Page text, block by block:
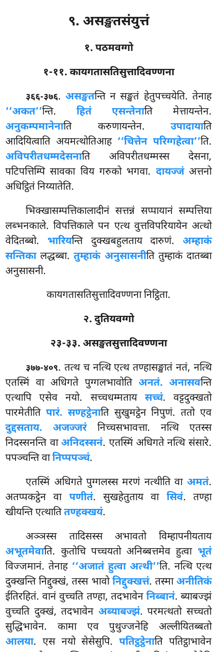
९. असङ्खतसंयुत्तं
१. पठमवग्गो
१-११. कायगतासतिसुत्तादिवण्णना
३६६-३७६.असङ्खतन्तिन सङ्खतं हेतुपच्चयेति. तेनाह
‘‘अकत’’न्ति.हितं एसन्तेनाति मेत्तायन्तेन.
अनुकम्पमानेनाति करुणायन्तेन. उपादायाति
आदियित्वाति अयमत्थोतिआह ‘‘चित्तेन परिग्गहेत्वा’’ति.
अविपरीतधम्मदेसनाति अविपरीतधम्मस्स देसना,
पटिपत्तिम्पि सावका विय गरुको भगवा. दायज्जंअत्तनो
अधिट्ठितं निय्यातेति.
भिक्खासम्पत्तिकालादीनं सत्तन्नं सप्पायानं सम्पत्तिया
लब्भनकाले. विपत्तिकाले पन एत्थ वुत्तविपरियायेन अत्थो
वेदितब्बो. भारियन्ति दुक्खबहुलताय दारुणं. अम्हाकं
सन्तिकालद्धब्बा.तुम्हाकं अनुसासनीति तुम्हाकं दातब्बा
अनुसासनी.
कायगतासतिसुत्तादिवण्णना निट्ठिता.
२. दुतियवग्गो
२३-३३. असङ्खतसुत्तादिवण्णना
३७७-४०९. तत्थ च नत्थि एत्थ तण्हासङ्खातं नतं, नत्थि
एतस्मिं वा अधिगते पुग्गलभावोति अनतं. अनासवन्ति
एत्थापि एसेव नयो. सच्चधम्मताय सच्चं. वट्टदुक्खतो
पारमेतीति पारं. सण्हट्ठेनाति सुखुमट्ठेन निपुणं. ततो एव
दुद्दसताय. अजज्जरंनिच्चसभावत्ता. नत्थि एतस्स
निदस्सनन्ति वाअनिदस्सनं. एतस्मिं अधिगते नत्थि संसारे.
पपञ्चन्ति वानिप्पपञ्चं.
एतस्मिं अधिगते पुग्गलस्स मरणं नत्थीति वा अमतं.
अतप्पकट्ठेन वा पणीतं. सुखहेतुताय वा सिवं. तण्हा
खीयन्ति एत्थातितण्हक्खयं.
अञ्ञस्स तादिसस्स अभावतो विम्हापनीयताय
अभूतमेवाति. कुतोचि पच्चयतो अनिब्बत्तमेव हुत्वा भूतं
विज्जमानं. तेनाह ‘‘अजातं हुत्वा अत्थी’’ति. नत्थि एत्थ
दुक्खन्ति निद्दुक्खं, तस्स भावोनिद्दुक्खत्तं. तस्माअनीतिकं
ईतिरहितं. वानं वुच्चति तण्हा, तदभावेन निब्बानं. ब्याबज्झं
वुच्चति दुक्खं, तदभावेन अब्याबज्झं. परमत्थतो सच्चतो
सुद्धिभावेन. कामा एव पुथुज्जनेहि अल्लीयितब्बतो
आलया. एस नयो सेसेसुपि.पतिट्ठट्ठेनाति पतिट्ठाभावेन